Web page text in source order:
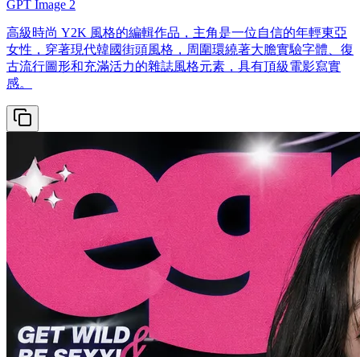
GPT Image 2
高級時尚 Y2K 風格的編輯作品，主角是一位自信的年輕東亞
女性，穿著現代韓國街頭風格，周圍環繞著大膽實驗字體、復
古流行圖形和充滿活力的雜誌風格元素，具有頂級電影寫實
感。